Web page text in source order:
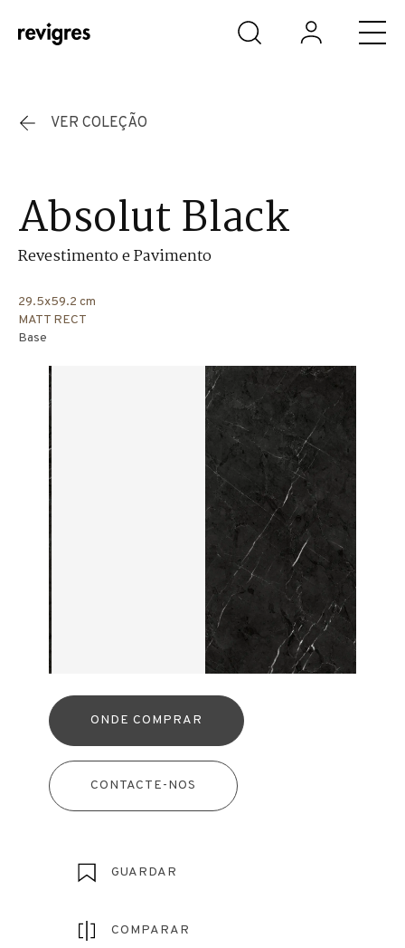
Saltar para o conteúdo principal
VER COLEÇÃO
Absolut Black
Revestimento e Pavimento
29.5x59.2 cm
MATT RECT
Base
ONDE COMPRAR
CONTACTE-NOS
GUARDAR
COMPARAR